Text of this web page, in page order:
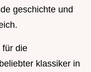
geschichte und
für die
klassiker in